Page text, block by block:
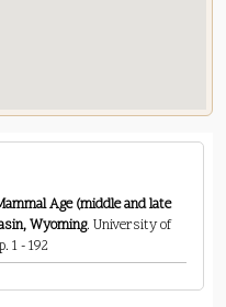
Age (middle and late
Wyoming. University of
1 - 192